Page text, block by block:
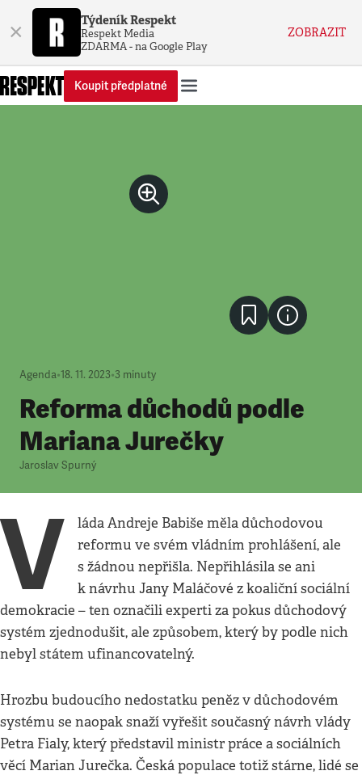
× Týdeník Respekt
Respekt Media
ZDARMA - na Google Play
ZOBRAZIT
Koupit předplatné
Agenda•18. 11. 2023•3 minuty
Reforma důchodů podle
Mariana Jurečky
Jaroslav Spurný
V
láda Andreje Babiše měla důchodovou
reformu ve svém vládním prohlášení, ale
s žádnou nepřišla. Nepřihlásila se ani
k návrhu Jany Maláčové z koaliční sociální
demokracie – ten označili experti za pokus důchodový
systém zjednodušit, ale způsobem, který by podle nich
nebyl státem ufinancovatelný.
Hrozbu budoucího nedostatku peněz v důchodovém
systému se naopak snaží vyřešit současný návrh vlády
Petra Fialy, který představil ministr práce a sociálních
věcí Marian Jurečka. Česká populace totiž stárne, lidé se